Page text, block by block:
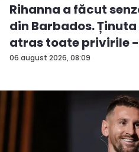
06 august 2026, 08:09
Rihanna a făcut
din Barbados.
atras toate privirile -